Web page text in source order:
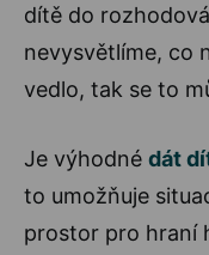
dítě do
nevysvětlíme, co
vedlo, tak se to
Je výhodné dát
to umožňuje
prostor pro hraní